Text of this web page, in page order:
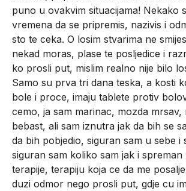
puno u ovakvim situacijama! Nekako
vremena da se pripremis, nazivis i
sto te ceka. O losim stvarima ne
nekad moras, plase te posljedice i
ko prosli put, mislim realno nije bilo
Samo su prva tri dana teska, a kosti
bole i proce, imaju tablete protiv
cemo, ja sam marinac, mozda
bebast, ali sam iznutra jak da bih se
da bih pobjedio, siguran sam u sebe i
siguran sam koliko sam jak i spreman
terapije, terapiju koja ce da me
duzi odmor nego prosli put, gdje cu